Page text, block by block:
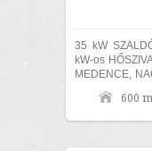
35 kW
kW-os
MEDENCE,
SZÁMOS
600